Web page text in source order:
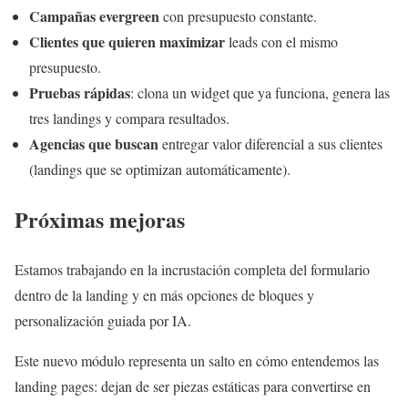
Campañas evergreencon presupuesto constante.
Clientes que quieren maximizarleads con el mismo
presupuesto.
Pruebas rápidas: clona un widget que ya funciona, genera las
tres landings y compara resultados.
Agencias que buscanentregar valor diferencial a sus clientes
(landings que se optimizan automáticamente).
Próximas mejoras
Estamos trabajando en la incrustación completa del formulario
dentro de la landing y en más opciones de bloques y
personalización guiada por IA.
Este nuevo módulo representa un salto en cómo entendemos las
landing pages: dejan de ser piezas estáticas para convertirse en